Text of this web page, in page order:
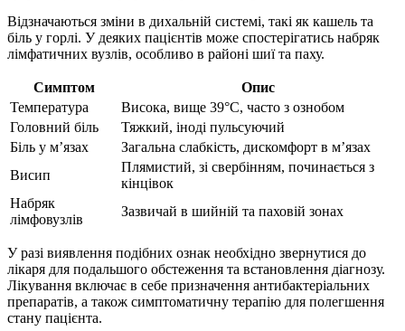
Відзначаються зміни в дихальній системі, такі як кашель та
біль у горлі. У деяких пацієнтів може спостерігатись набряк
лімфатичних вузлів, особливо в районі шиї та паху.
Симптом
Опис
Температура
Висока, вище 39°C, часто з ознобом
Головний біль
Тяжкий, іноді пульсуючий
Біль у м’язах
Загальна слабкість, дискомфорт в м’язах
Висип
Плямистий, зі свербінням, починається з
кінцівок
Набряк
лімфовузлів
Зазвичай в шийній та паховій зонах
У разі виявлення подібних ознак необхідно звернутися до
лікаря для подальшого обстеження та встановлення діагнозу.
Лікування включає в себе призначення антибактеріальних
препаратів, а також симптоматичну терапію для полегшення
стану пацієнта.